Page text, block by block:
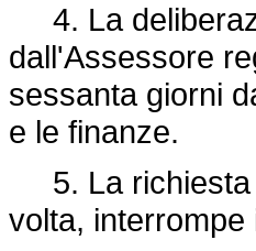
4. La
dall'Assessore
sessanta giorni
e le finanze.
5. La richiesta
volta,